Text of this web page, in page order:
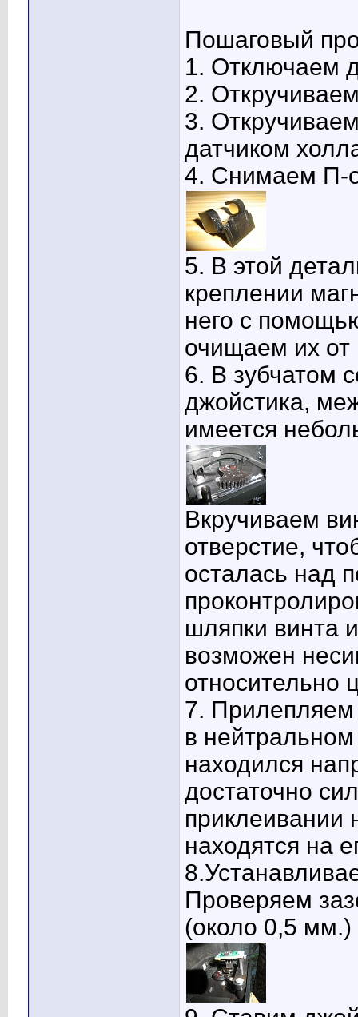
Пошаговый
1. Отключаем
2.
3.
датчиком
4. Снимаем П-
5. В этой
креплении
него с
очищаем их от
6. В зубчатом
джойстика,
имеется
Вкручиваем
отверстие,
осталась над
шляпки винта
возможен
относительно
7. Прилепляем
в
находился
достаточно
приклеивании
находятся на
Проверяем
(около 0,5 мм.)